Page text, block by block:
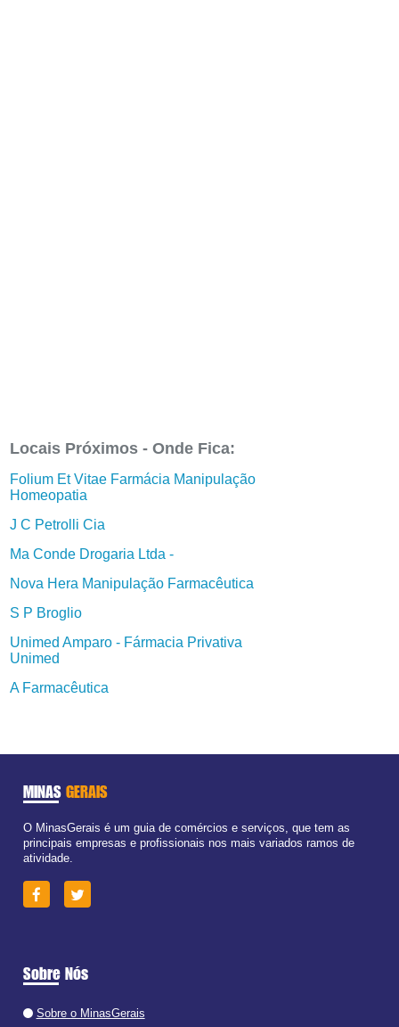
Locais Próximos - Onde Fica:
Folium Et Vitae Farmácia Manipulação
Homeopatia
J C Petrolli Cia
Ma Conde Drogaria Ltda -
Nova Hera Manipulação Farmacêutica
S P Broglio
Unimed Amparo - Fármacia Privativa
Unimed
A Farmacêutica
MINAS GERAIS
O MinasGerais é um guia de comércios e serviços, que tem as
principais empresas e profissionais nos mais variados ramos de
atividade.
Sobre Nós
Sobre o MinasGerais